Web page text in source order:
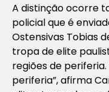
A distinção ocorre
policial que é
Ostensivas Tobias
tropa de elite
regiões de
periferia”, afirma